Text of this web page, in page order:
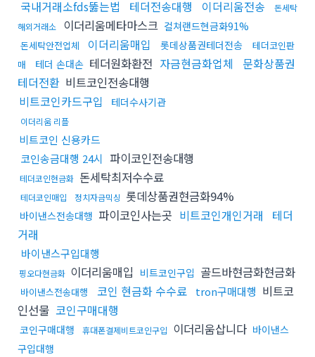
국내거래소fds뚫는법 테더전송대행 이더리움전송
돈세탁
해외거래소
이더리움메타마스크 컬쳐랜드현금화91%
돈세탁안전업체 이더리움매입 롯데상품권테더전송
테더코인판
매
테더 손대손 테더원화환전 자금현금화업체
문화상품권
테더전환 비트코인전송대행
비트코인카드구입
테더수사기관
이더리움 리플
비트코인 신용카드
코인송금대행 24시 파이코인전송대행
테더코인현금화 돈세탁최저수수료
테더코인매입 정치자금믹싱 롯데상품권현금화94%
바이낸스전송대행 파이코인사는곳 비트코인개인거래
테더
거래
바이낸스구입대행
핑오다현금화 이더리움매입 비트코인구입 골드바현금화현금화
바이낸스전송대행 코인 현금화 수수료 tron구매대행 비트코
인선물 코인구매대행
코인구매대행 휴대폰결제비트코인구입 이더리움삽니다 바이낸스
구입대행